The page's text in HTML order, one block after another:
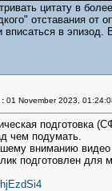
цитату в
отставания
вписаться в
:01 November 2023,
подготовка
чем подумать.
вниманию видео
подготовлен для